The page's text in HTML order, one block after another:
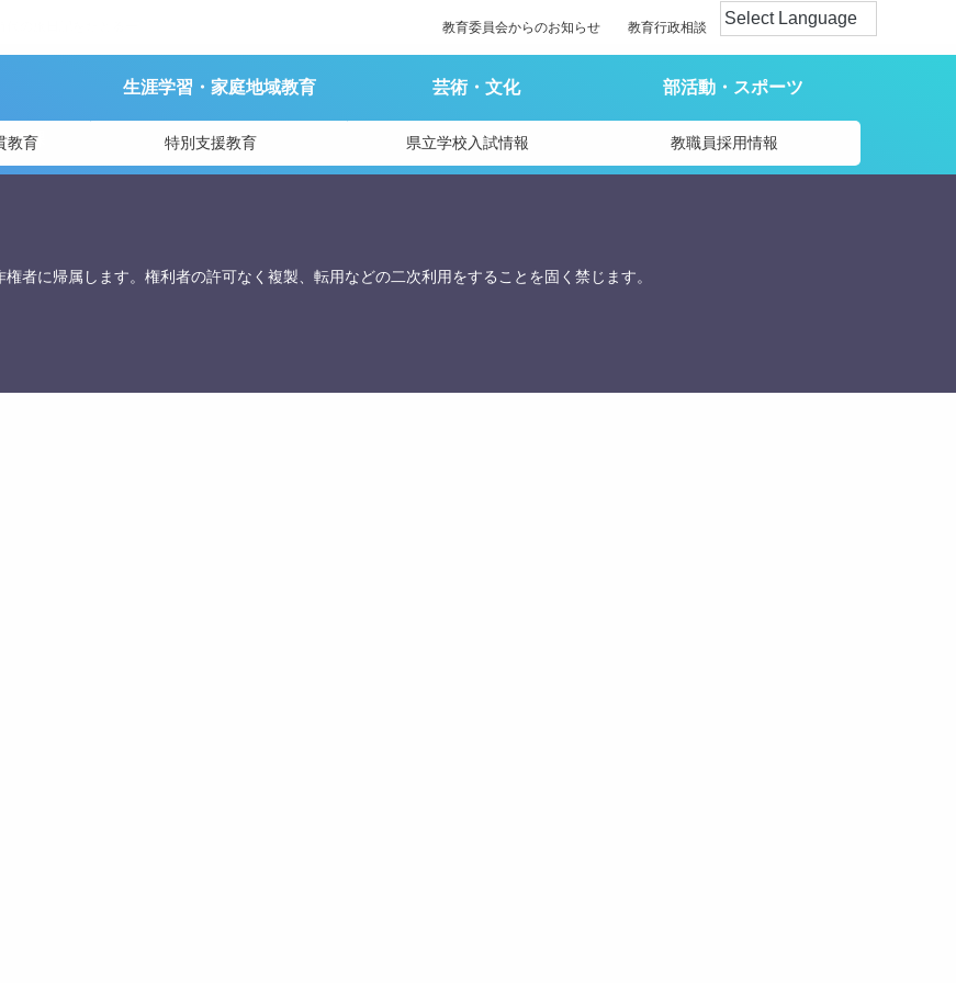
教育委員会からのお知らせ 教育行政相談
生涯学習・家庭地域教育 芸術・文化 部活動・スポーツ
教育 特別支援教育 県立学校入試情報 教職員採用情報
の旅日記をたどるー
務課
者に帰属します。権利者の許可なく複製、転用などの二次利用をすることを固く禁じます。